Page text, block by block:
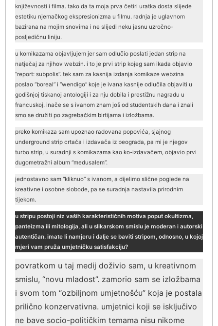
književnosti i filma. tako da ta moja prva četiri uratka dosta slijede
estetiku njemačkog ekspresionizma u filmu. radnja je uglavnom
bazirana na mojim snovima i ne slijedi neku jasnu uzročno-
posljedičnu liniju.
u komikazama objavljujem jer sam odlučio poslati jedan strip na
natječaj za njihov webzin. i to je prvi strip kojeg sam ikada objavio
”report: subpolis”. tek sam za kasnija izdanja komikaze webzina
poslao “boreal” i “wendigo” koje je ivana kasnije odlučila objaviti u
godišnjoj tiskanoj antologiji i za nju dobila i prestižnu nagradu u
francuskoj. inače se s ivanom znam još od studentskih dana i znali
smo se družiti po zagrebačkim birtijama i izložbama.
preko komikaza sam upoznao radovana popovića, sjajnog
underground strip crtača i izdavača iz beograda, pa mi je njegov
turbo strip, u suradnji s komikazama kao ko-izdavačem, objavio prvi
dugometražni album “medusalem”.
jednostavno sam “kliknuo” s ivanom, a dijelimo slične poglede na
kreativne i osobne slobode, pa se suradnja nastavila prirodnim
tijekom.
u stripu postoji niz vaših karakterističnih motiva poput okultizma,
panteizma ili mitologija, ali u slikarskom smislu je moderan i autorski
autentičan. imate li namjeru i dalje se baviti stripom, odnosno, u kojoj
mjeri vam pruža umjetničku satisfakciju?
povratkom u taj medij doživio sam, u kreativnom
smislu, “novu mladost”. zamorio sam se izložbama
i svom tom “ozbiljnom umjetnošću” koja je postala
prilično konzervativna. umjetnici koji se isključivo
ne bave socio-političkim temama nisu nikome